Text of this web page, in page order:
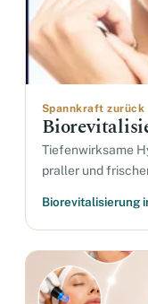
Spannkraft zurück
Tiefenwirksame
praller und
Biorevitalisierung